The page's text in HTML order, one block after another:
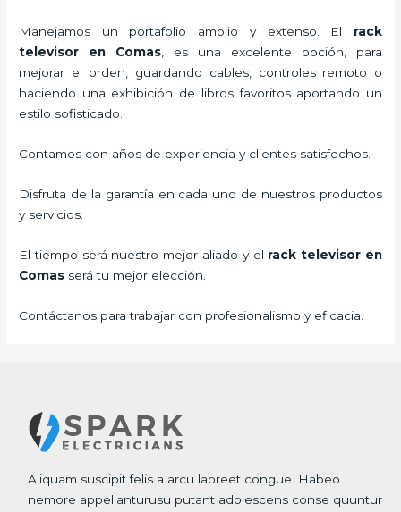
Manejamos un portafolio amplio y extenso. El rack
televisor en Comas, es una excelente opción, para
mejorar el orden, guardando cables, controles remoto o
haciendo una exhibición de libros favoritos aportando un
estilo sofisticado.
Contamos con años de experiencia y clientes satisfechos.
Disfruta de la garantía en cada uno de nuestros productos
y servicios.
El tiempo será nuestro mejor aliado y el rack televisor en
Comas será tu mejor elección.
Contáctanos para trabajar con profesionalismo y eficacia.
Aliquam suscipit felis a arcu laoreet congue. Habeo
nemore appellanturusu putant adolescens conse quuntur